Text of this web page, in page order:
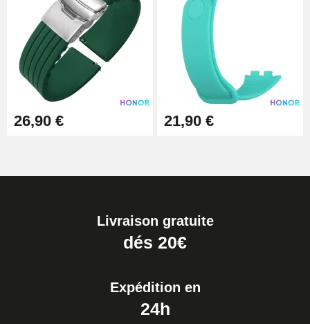
26,90 € 21,90 €
Livraison gratuite
dés 20€
Expédition en
24h